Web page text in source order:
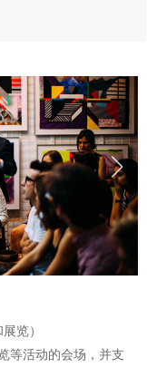
览）
等活动的会场，并支